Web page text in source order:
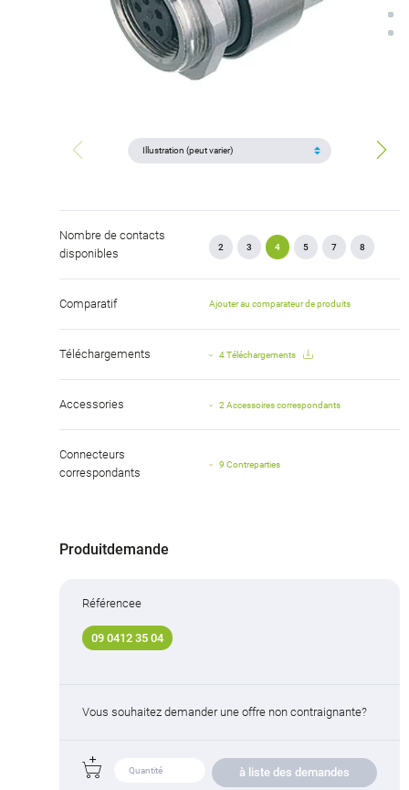
Nombre de contacts
disponibles
2 3 4 5 7 8
Comparatif Ajouter au comparateur de produits
Téléchargements 4 Téléchargements
Accessories 2 Accessoires correspondants
Connecteurs
correspondants
9 Contreparties
Produitdemande
Référencee
09 0412 35 04
Vous souhaitez demander une offre non contraignante?
à liste des demandes